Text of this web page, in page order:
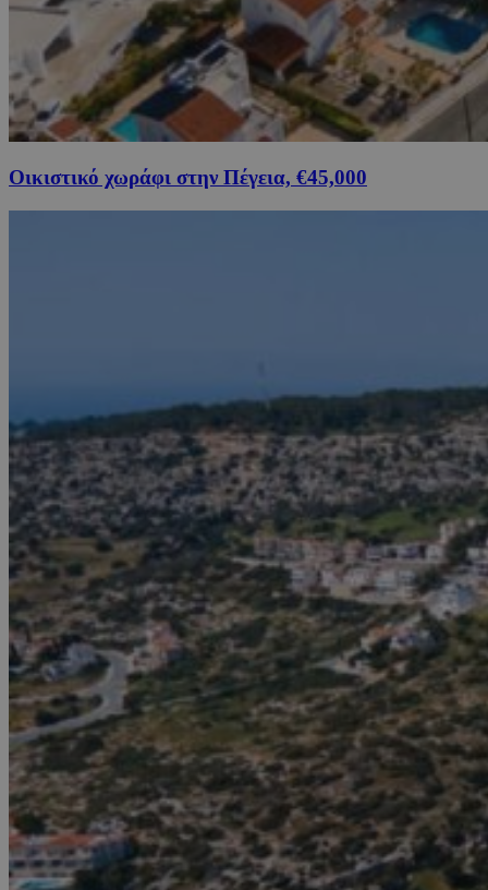
Οικιστικό χωράφι στην Πέγεια, €45,000